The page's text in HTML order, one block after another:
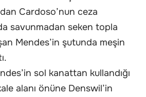
Cardoso’nun ceza
savunmadan seken topla
Mendes’in şutunda meşin
sol kanattan kullandığı
alanı önüne Denswil’in